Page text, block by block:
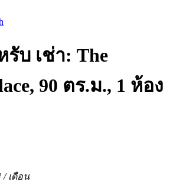
บ เช่า: The
90 ตร.ม., 1 ห้อง
/ เดือน